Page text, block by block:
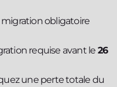
migration obligatoire
requise avant le 26
une perte totale du